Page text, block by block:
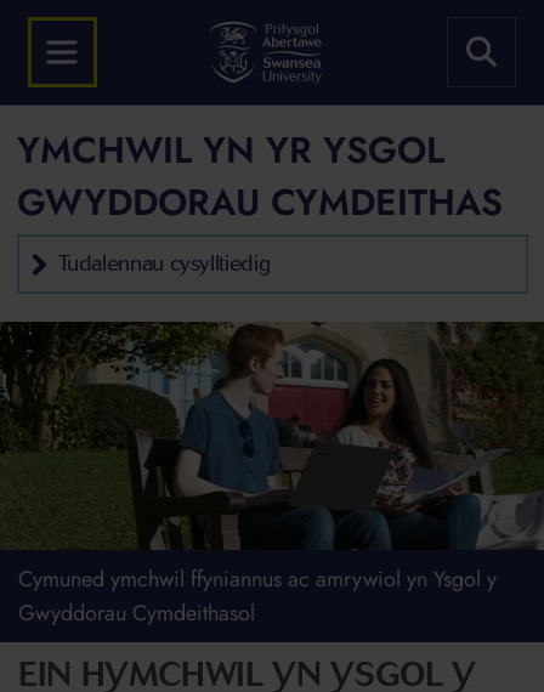
YMCHWIL YN YR YSGOL
GWYDDORAU CYMDEITHAS
Tudalennau cysylltiedig
Cymuned ymchwil ffyniannus ac amrywiol yn Ysgol y
Gwyddorau Cymdeithasol
EIN HYMCHWIL YN YSGOL Y